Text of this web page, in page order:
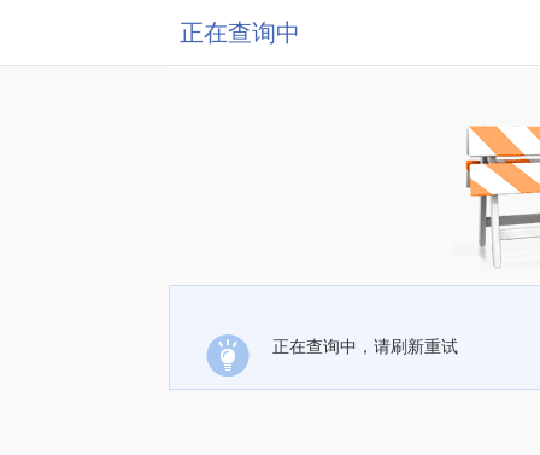
正在查询中
正在查询中，请刷新重试